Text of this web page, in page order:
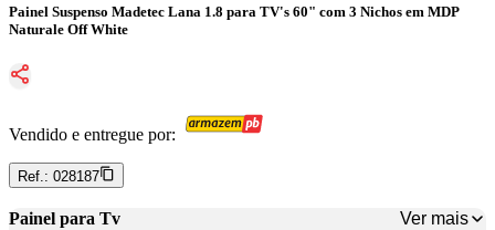
Painel Suspenso Madetec Lana 1.8 para TV's 60" com 3 Nichos em MDP
Naturale Off White
Vendido e entregue por:
Ref.: 028187
Painel para Tv
Ver mais